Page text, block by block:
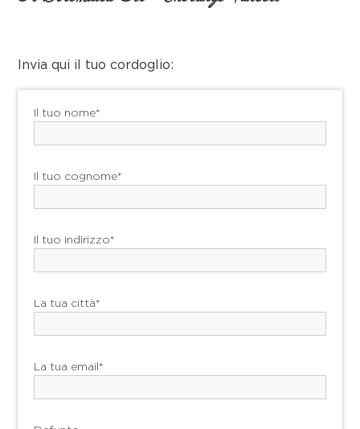
Invia qui il tuo cordoglio:
Il tuo nome*
Il tuo cognome*
Il tuo indirizzo*
La tua città*
La tua email*